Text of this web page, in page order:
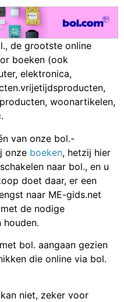
de grootste online
boeken (ook
elektronica,
woonartikelen,
van onze bol.-
onze boeken, hetzij hier
naar bol., en u
doet daar, er een
naar ME-gids.net
de nodige
houden.
bol. aangaan gezien
die online via bol.
niet, zeker voor